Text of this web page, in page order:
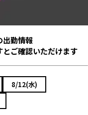
出勤情報
ご確認いただけます
8/12(水)